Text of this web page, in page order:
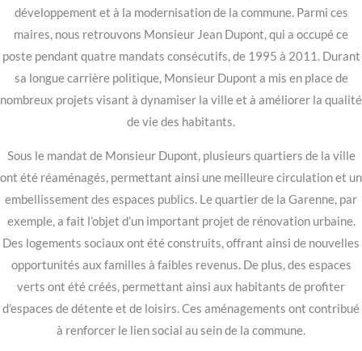
développement et à la modernisation de la commune. Parmi ces
maires, nous retrouvons Monsieur Jean Dupont, qui a occupé ce
poste pendant quatre mandats consécutifs, de 1995 à 2011. Durant
sa longue carrière politique, Monsieur Dupont a mis en place de
nombreux projets visant à dynamiser la ville et à améliorer la qualité
de vie des habitants.
Sous le mandat de Monsieur Dupont, plusieurs quartiers de la ville
ont été réaménagés, permettant ainsi une meilleure circulation et un
embellissement des espaces publics. Le quartier de la Garenne, par
exemple, a fait l’objet d’un important projet de rénovation urbaine.
Des logements sociaux ont été construits, offrant ainsi de nouvelles
opportunités aux familles à faibles revenus. De plus, des espaces
verts ont été créés, permettant ainsi aux habitants de profiter
d’espaces de détente et de loisirs. Ces aménagements ont contribué
à renforcer le lien social au sein de la commune.